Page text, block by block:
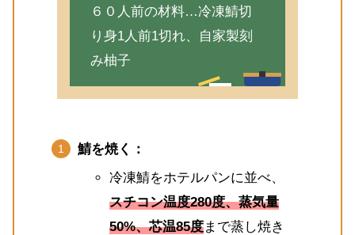
６０人前の材料…冷凍鯖切
り身1人前1切れ、自家製刻
み柚子
鯖を焼く：
冷凍鯖をホテルパンに並べ、
スチコン温度280度、蒸気量
50%、芯温85度まで蒸し焼き